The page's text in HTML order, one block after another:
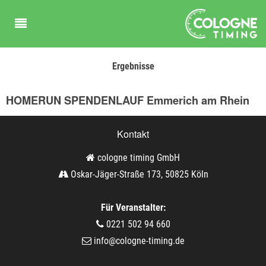
Ergebnisse
HOMERUN SPENDENLAUF Emmerich am Rhein
Kontakt
cologne timing GmbH
Oskar-Jäger-Straße 173, 50825 Köln
Für Veranstalter:
0221 502 94 660
info@cologne-timing.de